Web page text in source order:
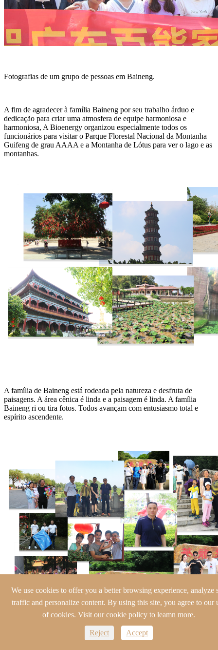
Fotografias de um grupo de pessoas em Baineng.
A fim de agradecer à família Baineng por seu trabalho árduo e
dedicação para criar uma atmosfera de equipe harmoniosa e
harmoniosa, A Bioenergy organizou especialmente todos os
funcionários para visitar o Parque Florestal Nacional da Montanha
Guifeng de grau AAAA e a Montanha de Lótus para ver o lago e as
montanhas.
A família de Baineng está rodeada pela natureza e desfruta de
paisagens. A área cênica é linda e a paisagem é linda. A família
Baineng ri ou tira fotos. Todos avançam com entusiasmo total e
espírito ascendente.
We use cookies to offer you a better browsing experience, analyze
traffic and personalize content. By using this site, you agree to our
of cookies. Visit ourcookie policy to leamn more.
Reject Accept